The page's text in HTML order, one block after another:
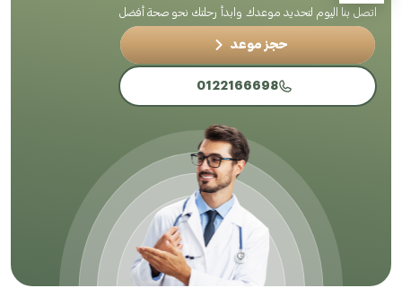
اتصل بنا اليوم لتحديد موعدك وابدأ رحلتك نحو صحة أفضل
حجز موعد
0122166698